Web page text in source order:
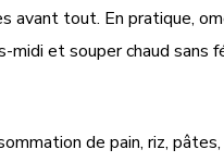
avant tout. En pratique,
midi et souper chaud
de pain, riz, pâtes,